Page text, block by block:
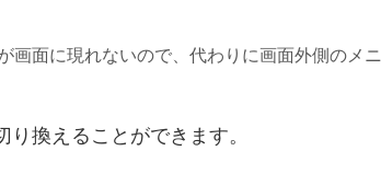
画面に現れないので、代わりに画面外側のメニ
換えることができます。